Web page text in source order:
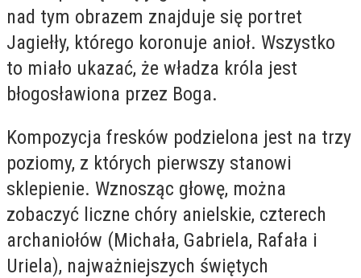
nad tym obrazem znajduje się portret
Jagiełły, którego koronuje anioł. Wszystko
to miało ukazać, że władza króla jest
błogosławiona przez Boga.
Kompozycja fresków podzielona jest na trzy
poziomy, z których pierwszy stanowi
sklepienie. Wznosząc głowę, można
zobaczyć liczne chóry anielskie, czterech
archaniołów (Michała, Gabriela, Rafała i
Uriela), najważniejszych świętych